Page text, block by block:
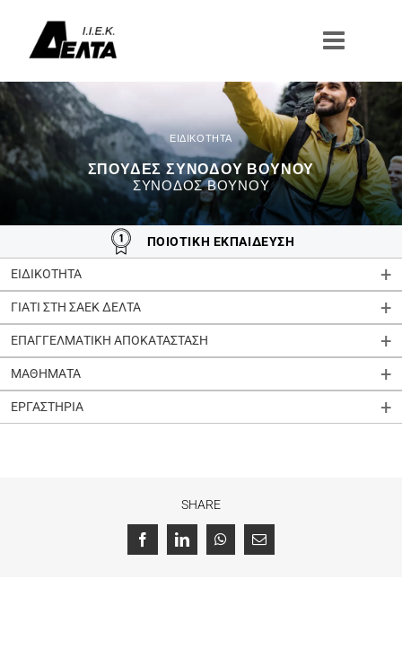
περιεχόμενο
ΣΠΟΥΔΈΣ ΣΥΝΟΔΟΎ ΒΟΥΝΟΎ
ΣΥΝΟΔΌΣ ΒΟΥΝΟΎ
ΠΟΙΟΤΙΚΗ ΕΚΠΑΙΔΕΥΣΗ
ΕΙΔΙΚΟΤΗΤΑ
ΓΙΑΤΙ ΣΤΗ ΣΑΕΚ ΔΕΛΤΑ
ΕΠΑΓΓΕΛΜΑΤΙΚΗ ΑΠΟΚΑΤΑΣΤΑΣΗ
ΜΑΘΗΜΑΤΑ
ΕΡΓΑΣΤΗΡΙΑ
SHARE
FacebookLinkedInWhatsApp
Email